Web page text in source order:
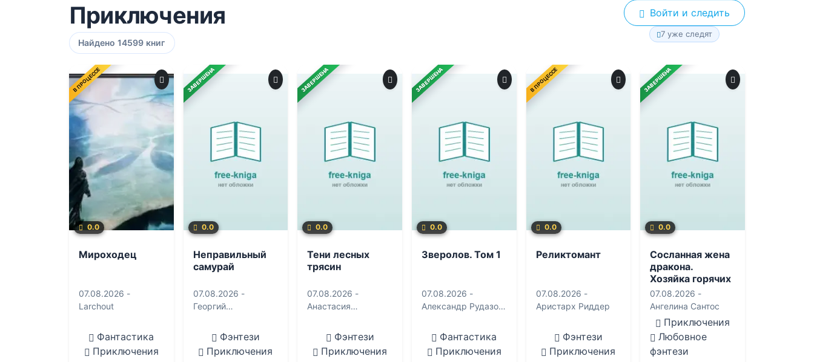
Приключения
Найдено 14599 книг
Войти и следить
7 уже следят
В ПРОЦЕССЕ
0.0
Мироходец
07.08.2026 -
Larchout
Фантастика
Приключения
ЗАВЕРШЕНА
0.0
Неправильный
самурай
07.08.2026 -
Георгий
Фэнтези
Приключения
ЗАВЕРШЕНА
0.0
Тени лесных
трясин
07.08.2026 -
Анастасия
Фэнтези
Приключения
ЗАВЕРШЕНА
0.0
Зверолов. Том 1
07.08.2026 -
Александр Рудазов,
Фантастика
Приключения
В ПРОЦЕССЕ
0.0
Реликтомант
07.08.2026 -
Аристарх Риддер
Фэнтези
Приключения
ЗАВЕРШЕНА
0.0
Сосланная жена
дракона.
Хозяйка горячих
источников
07.08.2026 -
Ангелина Сантос
Приключения
Любовное
фэнтези